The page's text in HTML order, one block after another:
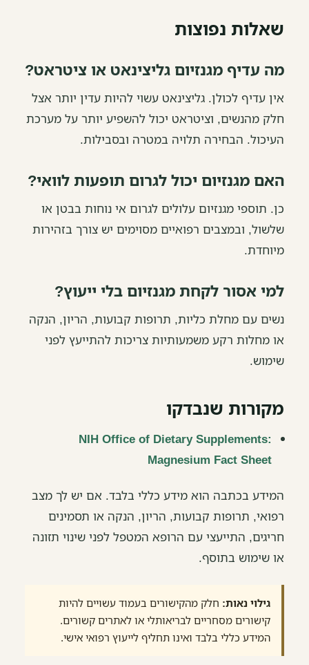
שאלות נפוצות
מה עדיף מגנזיום גליצינאט או ציטראט?
אין עדיף לכולן. גליצינאט עשוי להיות עדין יותר אצל
חלק מהנשים, וציטראט יכול להשפיע יותר על מערכת
העיכול. הבחירה תלויה במטרה ובסבילות.
האם מגנזיום יכול לגרום תופעות לוואי?
כן. תוספי מגנזיום עלולים לגרום אי נוחות בבטן או
שלשול, ובמצבים רפואיים מסוימים יש צורך בזהירות
מיוחדת.
למי אסור לקחת מגנזיום בלי ייעוץ?
נשים עם מחלת כליות, תרופות קבועות, הריון, הנקה
או מחלות רקע משמעותיות צריכות להתייעץ לפני
שימוש.
מקורות שנבדקו
NIH Office of Dietary Supplements:
Magnesium Fact Sheet
המידע בכתבה הוא מידע כללי בלבד. אם יש לך מצב
רפואי, תרופות קבועות, הריון, הנקה או תסמינים
חריגים, התייעצי עם הרופא המטפל לפני שינוי תזונה
או שימוש בתוסף.
גילוי נאות: חלק מהקישורים בעמוד עשויים להיות
קישורים מסחריים לבריאותלי או לאתרים קשורים.
המידע כללי בלבד ואינו תחליף לייעוץ רפואי אישי.